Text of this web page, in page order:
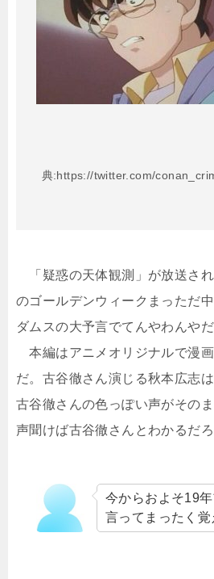
典:https://twitter.com/
「疑惑の天体観測」が放送さ
のゴールデンウィークまっただ
ダムスの大予言でてんやわんや
本編はアニメオリジナルで漫
だ。古谷徹さん演じる秋本広志
古谷徹さんの色っぽい声がその
声聞けば古谷徹さんとわかるだろ
今からおよそ19
言ってまったく覚